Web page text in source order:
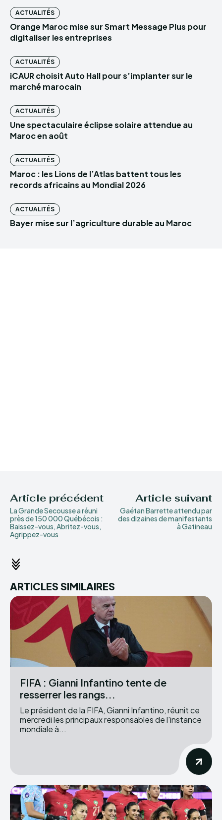
ACTUALITÉS
Orange Maroc mise sur Smart Message Plus pour
digitaliser les entreprises
ACTUALITÉS
iCAUR choisit Auto Hall pour s’implanter sur le
marché marocain
ACTUALITÉS
Une spectaculaire éclipse solaire attendue au
Maroc en août
ACTUALITÉS
Maroc : les Lions de l’Atlas battent tous les
records africains au Mondial 2026
ACTUALITÉS
Bayer mise sur l’agriculture durable au Maroc
Article précédent
La Grande Secousse a réuni
près de 150 000 Québécois :
Baissez-vous, Abritez-vous,
Agrippez-vous
Article suivant
Gaétan Barrette attendu par
des dizaines de manifestants
à Gatineau
ARTICLES SIMILAIRES
FIFA : Gianni Infantino tente de
resserrer les rangs...
Le président de la FIFA, Gianni Infantino, réunit ce
mercredi les principaux responsables de l'instance
mondiale à...